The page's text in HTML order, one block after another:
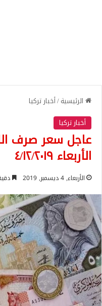
الرئيسية/أخبار تركيا
أخبار تركيا
عاجل سعر صرف
الأربعاء ٤/١٢/٢٠١٩
الأربعاء, 4 ديسمبر, 2019